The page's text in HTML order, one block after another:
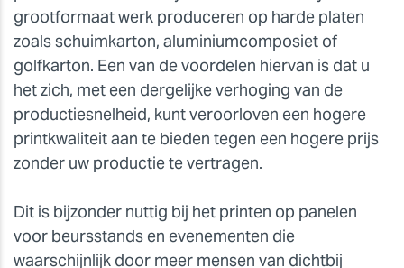
grootformaat werk produceren op harde platen
zoals schuimkarton, aluminiumcomposiet of
golfkarton. Een van de voordelen hiervan is dat u
het zich, met een dergelijke verhoging van de
productiesnelheid, kunt veroorloven een hogere
printkwaliteit aan te bieden tegen een hogere prijs
zonder uw productie te vertragen.
Dit is bijzonder nuttig bij het printen op panelen
voor beursstands en evenementen die
waarschijnlijk door meer mensen van dichtbij